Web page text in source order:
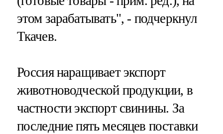
этом зарабатывать", - подчеркнул
Ткачев.
Россия наращивает экспорт
животноводческой продукции, в
частности экспорт свинины. За
последние пять месяцев поставки